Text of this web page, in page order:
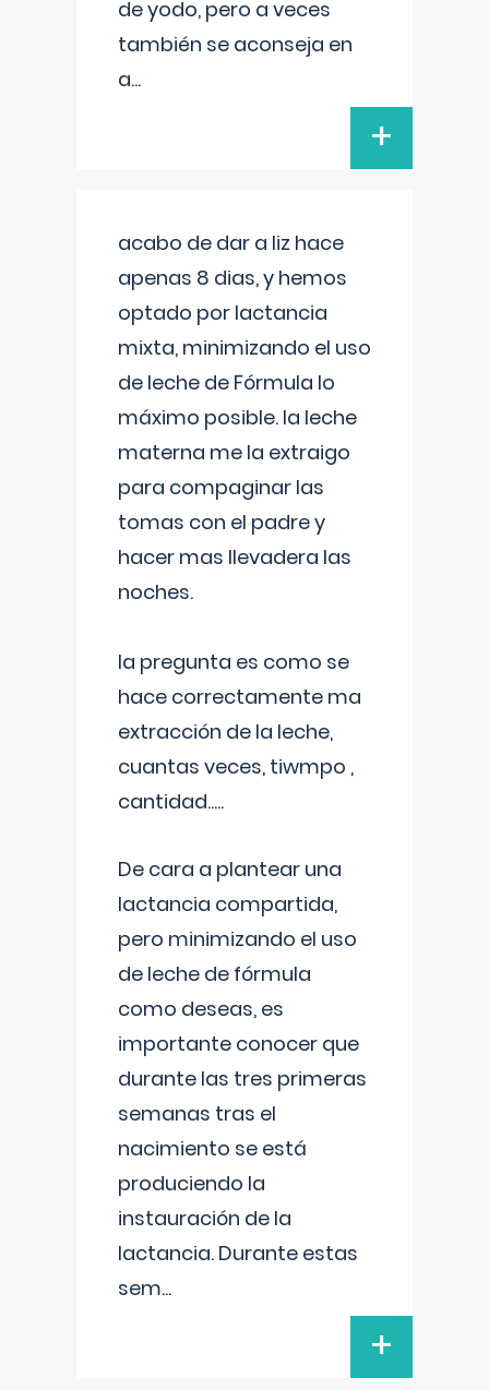
de yodo, pero a veces
también se aconseja en
a...
+
acabo de dar a liz hace
apenas 8 dias, y hemos
optado por lactancia
mixta, minimizando el uso
de leche de Fórmula lo
máximo posible. la leche
materna me la extraigo
para compaginar las
tomas con el padre y
hacer mas llevadera las
noches.
la pregunta es como se
hace correctamente ma
extracción de la leche,
cuantas veces, tiwmpo ,
cantidad.....
De cara a plantear una
lactancia compartida,
pero minimizando el uso
de leche de fórmula
como deseas, es
importante conocer que
durante las tres primeras
semanas tras el
nacimiento se está
produciendo la
instauración de la
lactancia. Durante estas
sem...
+